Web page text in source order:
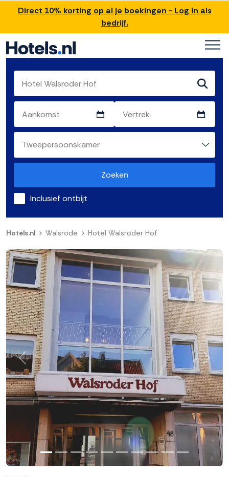
Direct 10% korting op al je boekingen - Log in als
bedrijf.
Zoeken
Inclusief ontbijt
Hotels.nl Walsrode Hotel Walsroder Hof